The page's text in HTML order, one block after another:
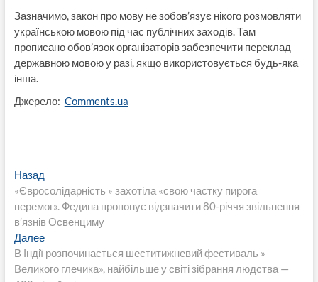
Зазначимо, закон про мову не зобов’язує нікого розмовляти
українською мовою під час публічних заходів. Там
прописано обов’язок організаторів забезпечити переклад
державною мовою у разі, якщо використовується будь-яка
інша.
Джерело: Comments.ua
Навигация
по
записям
НазадПредыдущая
запись:
«Євросолідарність » захотіла «свою частку пирога
перемог». Федина пропонує відзначити 80-річчя звільнення
в’язнів Освенциму
ДалееСледующая
запись:
В Індії розпочинається шеститижневий фестиваль »
Великого глечика», найбільше у світі зібрання людства —